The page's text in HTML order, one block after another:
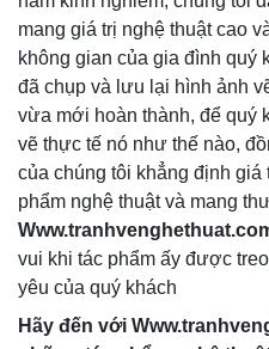
mang giá trị nghệ thuật cao
không gian của gia đình quý
đã chụp và lưu lại hình ảnh
vừa mới hoàn thành, để quý
vẽ thực tế nó như thế nào,
của chúng tôi khẳng định giá
phẩm nghệ thuật và mang
Www.
vui khi tác phẩm ấy được
yêu của quý khách
Hãy đến với Www.